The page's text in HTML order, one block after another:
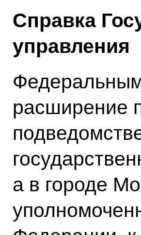
Справка
управления
расширение
а в городе